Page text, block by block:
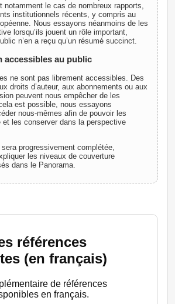
notamment le cas de nombreux rapports,
institutionnels récents, y compris au
Nous essayons néanmoins de les
lorsqu’ils jouent un rôle important,
n’en a reçu qu’un résumé succinct.
accessibles au public
ne sont pas librement accessibles. Des
droits d’auteur, aux abonnements ou aux
peuvent nous empêcher de les
est possible, nous essayons
nous-mêmes afin de pouvoir les
et les conserver dans la perspective
progressivement complétée,
les niveaux de couverture
dans le Panorama.
références
(en français)
de références
en français.